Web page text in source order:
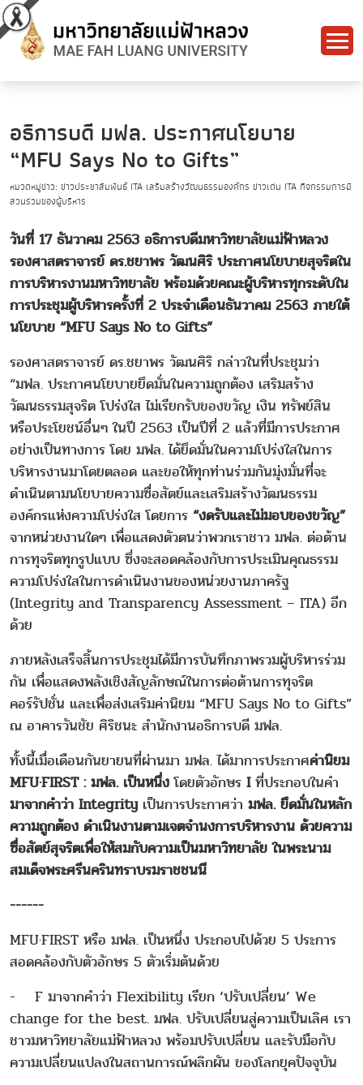
อธิการบดี มฟล. ประกาศนโยบาย
“MFU Says No to Gifts”
หมวดหมู่ข่าว: ข่าวประชาสัมพันธ์ ITA เสริมสร้างวัฒนธรรมองค์กร ข่าวเด่น ITA กิจกรรมการมี
ส่วนร่วมของผู้บริหาร
วันที่ 17 ธันวาคม 2563 อธิการบดีมหาวิทยาลัยแม่ฟ้าหลวง
รองศาสตราจารย์ ดร.ชยาพร วัฒนศิริ ประกาศนโยบายสุจริตใน
การบริหารงานมหาวิทยาลัย พร้อมด้วยคณะผู้บริหารทุกระดับใน
การประชุมผู้บริหารครั้งที่ 2 ประจำเดือนธันวาคม 2563 ภายใต้
นโยบาย “MFU Says No to Gifts”
รองศาสตราจารย์ ดร.ชยาพร วัฒนศิริ กล่าวในที่ประชุมว่า
“มฟล. ประกาศนโยบายยึดมั่นในความถูกต้อง เสริมสร้าง
วัฒนธรรมสุจริต โปร่งใส ไม่เรียกรับของขวัญ เงิน ทรัพย์สิน
หรือประโยชน์อื่นๆ ในปี 2563 เป็นปีที่ 2 แล้วที่มีการประกาศ
อย่างเป็นทางการ โดย มฟล. ได้ยึดมั่นในความโปร่งใสในการ
บริหารงานมาโดยตลอด และขอให้ทุกท่านร่วมกันมุ่งมั่นที่จะ
ดำเนินตามนโยบายความซื่อสัตย์และเสริมสร้างวัฒนธรรม
องค์กรแห่งความโปร่งใส โดยการ “งดรับและไม่มอบของขวัญ”
จากหน่วยงานใดๆ เพื่อแสดงตัวตนว่าพวกเราชาว มฟล. ต่อต้าน
การทุจริตทุกรูปแบบ ซึ่งจะสอดคล้องกับการประเมินคุณธรรม
ความโปร่งใสในการดำเนินงานของหน่วยงานภาครัฐ
(Integrity and Transparency Assessment – ITA) อีก
ด้วย
ภายหลังเสร็จสิ้นการประชุมได้มีการบันทึกภาพรวมผู้บริหารร่วม
กัน เพื่อแสดงพลังเชิงสัญลักษณ์ในการต่อต้านการทุจริต
คอร์รัปชั่น และเพื่อส่งเสริมค่านิยม “MFU Says No to Gifts”
ณ อาคารวันชัย ศิริชนะ สำนักงานอธิการบดี มฟล.
ทั้งนี้เมื่อเดือนกันยายนที่ผ่านมา มฟล. ได้มาการประกาศค่านิยม
MFU·FIRST : มฟล. เป็นหนึ่งโดยตัวอักษร Iที่ประกอบในคำ
มาจากคำว่า Integrity เป็นการประกาศว่า มฟล. ยึดมั่นในหลัก
ความถูกต้อง ดําเนินงานตามเจตจํานงการบริหารงาน ด้วยความ
ซื่อสัตย์สุจริตเพื่อให้สมกับความเป็นมหาวิทยาลัย ในพระนาม
สมเด็จพระศรีนครินทราบรมราชชนนี
------
MFU·FIRST หรือ มฟล. เป็นหนึ่ง ประกอบไปด้วย 5 ประการ
สอดคล้องกับตัวอักษร 5 ตัวเริ่มต้นด้วย
- F มาจากคำว่า Flexibility เรียก ‘ปรับเปลี่ยน’ We
change for the best. มฟล. ปรับเปลี่ยนสู่ความเป็นเลิศ เรา
ชาวมหาวิทยาลัยแม่ฟ้าหลวง พร้อมปรับเปลี่ยน และรับมือกับ
ความเปลี่ยนแปลงในสถานการณ์พลิกผัน ของโลกยุคปัจจุบัน